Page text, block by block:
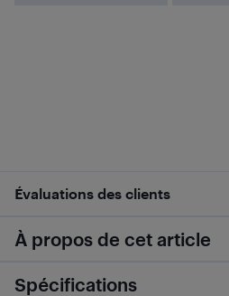
Évaluations des clients
À propos de cet article
Spécifications